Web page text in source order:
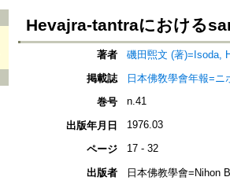
Hevajra-tantraにおける
著者
磯田煕文 (著)=Isoda,
掲載誌
日本佛敎學會年報=
巻号
n.41
出版年月日 1976.03
ページ 17 - 32
出版者
日本佛教學會=Nihon